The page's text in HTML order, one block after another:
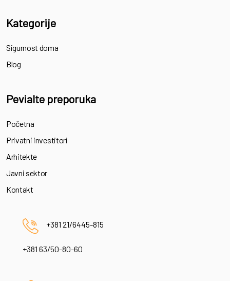
Kategorije
Sigurnost doma
Blog
Pevialte preporuka
Početna
Privatni investitori
Arhitekte
Javni sektor
Kontakt
+381 21/6445-815
+381 63/50-80-60